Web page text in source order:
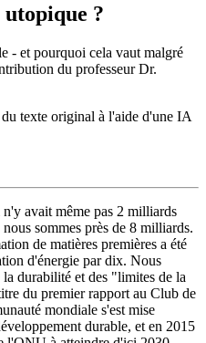
?
- et pourquoi cela vaut malgré
du professeur Dr.
texte original à l'aide d'une IA
avait même pas 2 milliards
sommes près de 8 milliards.
de matières premières a été
d'énergie par dix. Nous
durabilité et des "limites de la
du premier rapport au Club de
mondiale s'est mise
durable, et en 2015